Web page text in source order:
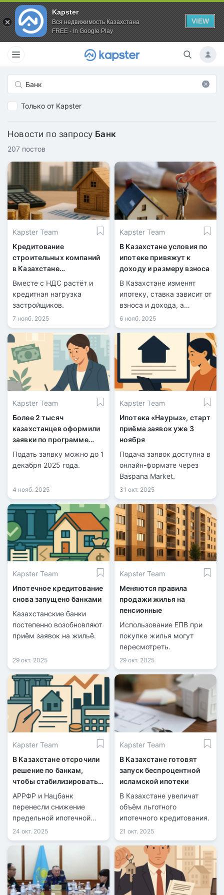
Kapster
Вся недвижимость Казахстана
FREE - In Google Play
VIEW
Только от Kapster
Новости по запросу Банк
207 постов
Kapster Team
Кредитование
строительных компаний
в Казахстане
значительно выросло
Вместе с НДС растёт и
кредитная нагрузка
застройщиков.
7 нояб. 2025
Kapster Team
В Казахстане условия по
ипотеке привяжут к
доходу и размеру взноса
В Казахстане изменят
ипотеку, ставка зависит от
взноса и дохода, а
дорогие кредиты —
только для обеспеченных.
6 нояб. 2025
Kapster Team
Более 2 тысяч
казахстанцев оформили
заявки по программе
«Наурыз» за три часа
Подать заявку можно до 1
декабря 2025 года.
4 нояб. 2025
Kapster Team
Ипотека «Наурыз», старт
приёма заявок уже 3
ноября
Подача заявок доступна в
онлайн-формате через
Baspana Market.
31 окт. 2025
Kapster Team
Ипотечное кредитование
снова запущено банками
Казахстанские банки
постепенно возобновляют
приём заявок на жильё.
29 окт. 2025
Kapster Team
Меняются правила
продажи жилья на
пенсионные
Использование ЕПВ при
покупке жилья могут
пересмотреть.
29 окт. 2025
Kapster Team
В Казахстане отсрочили
решение по банкам,
чтобы стабилизировать
ипотечный рынок
АРРФР и Нацбанк
перенесли снижение
предельной ипотечной
ставки на 1 июля 2026
года.
24 окт. 2025
Kapster Team
В Казахстане готовят
запуск беспроцентной
исламской ипотеки
В Казахстане увеличат
объём льготного
ипотечного кредитования.
21 окт. 2025